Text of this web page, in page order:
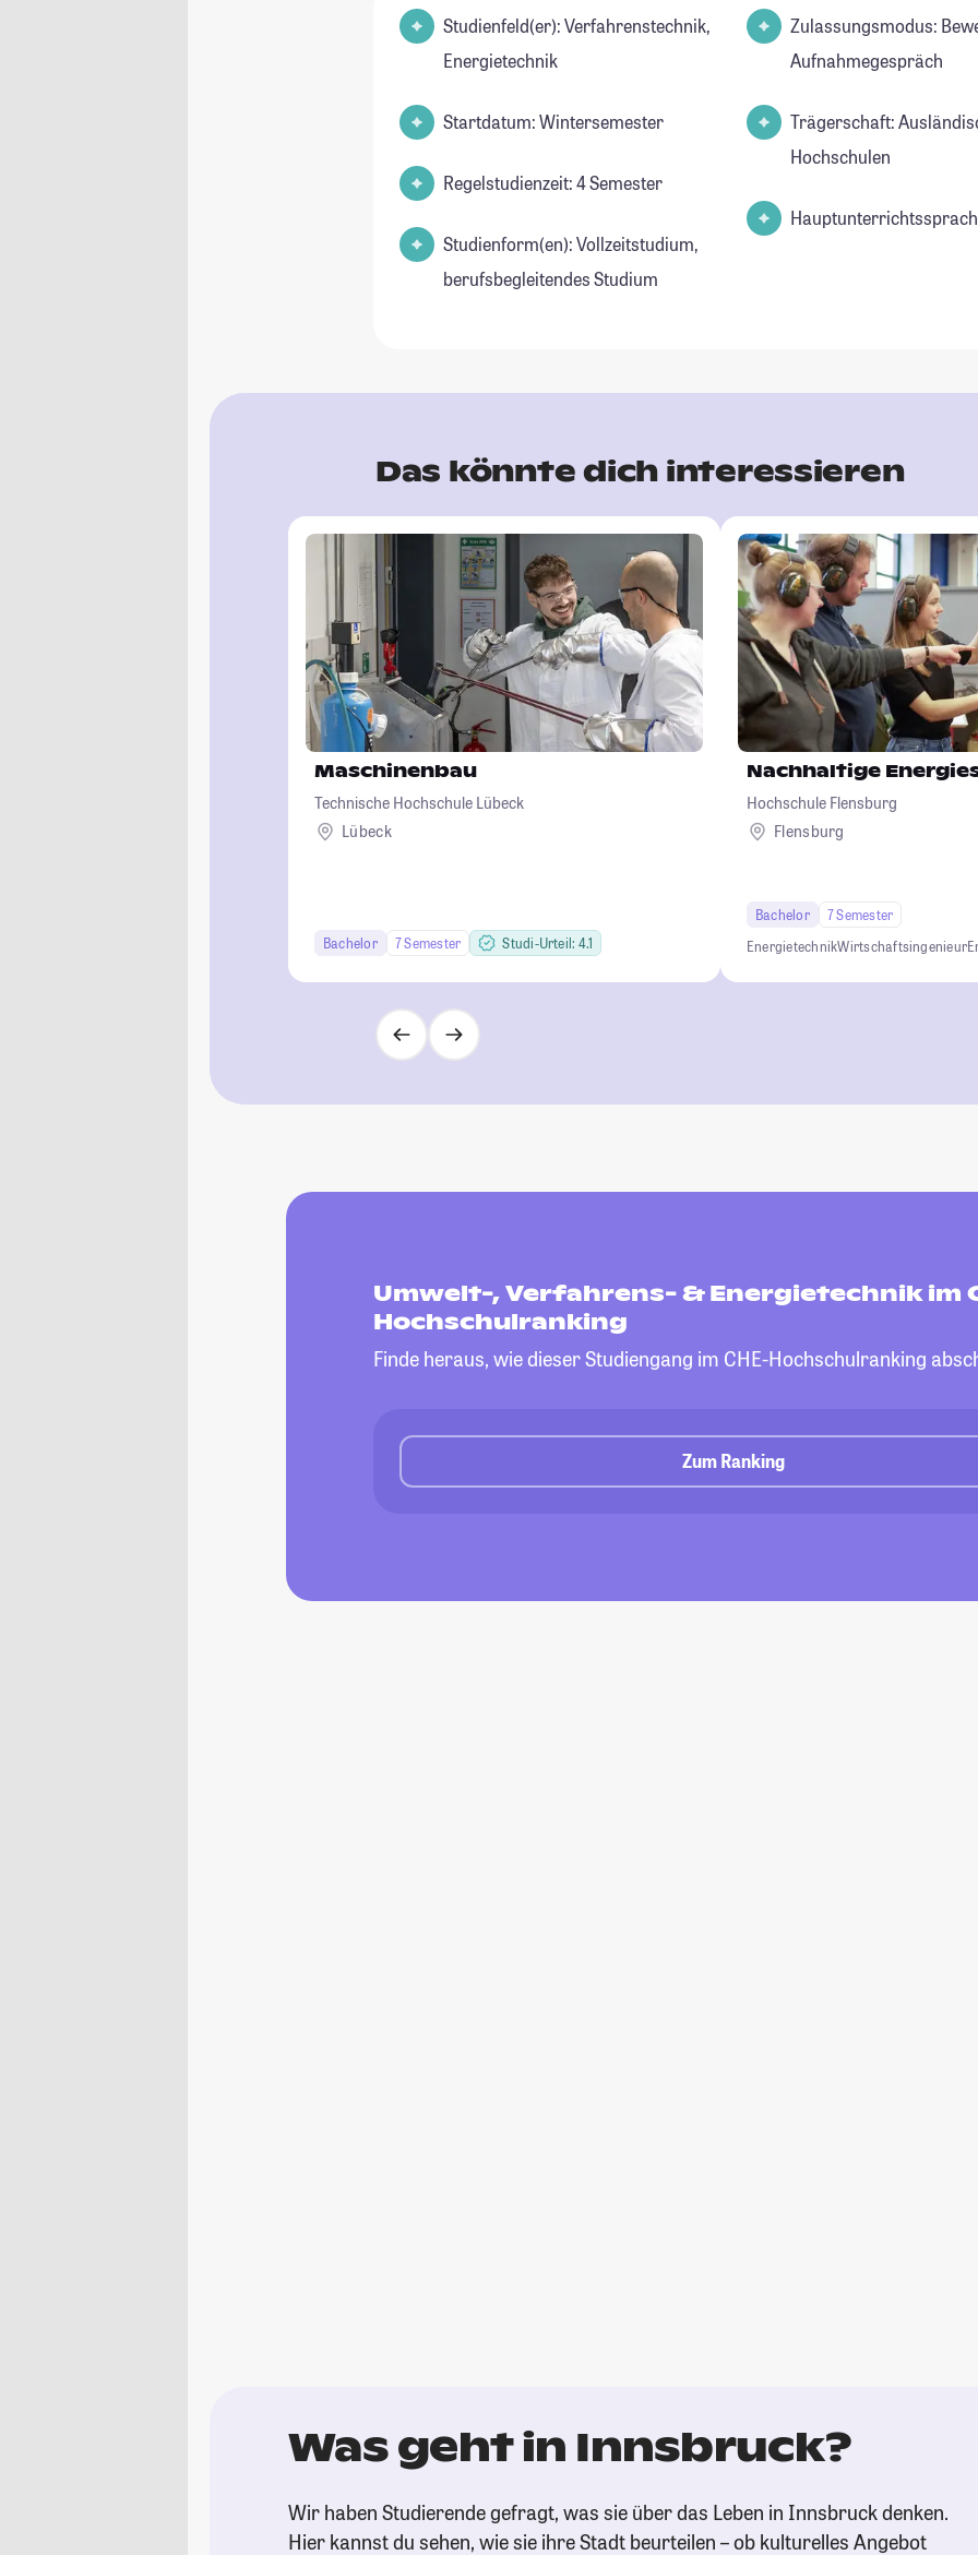
Studienfeld(er): Verfahrenstechnik,
Energietechnik
Startdatum: Wintersemester
Regelstudienzeit: 4 Semester
Studienform(en): Vollzeitstudium,
berufsbegleitendes Studium
Zulassungsmodus:
Aufnahmegespräch
Trägerschaft:
Hochschulen
Das könnte dich interessieren
Maschinenbau
Technische Hochschule Lübeck
Lübeck
Bachelor 7 Semester Studi-Urteil: 4.1
Nachhaltige
Hochschule Flensburg
Flensburg
Bachelor
7 Semester
EnergietechnikWirtschaftsingenieur
Umwelt-, Verfahrens- & Energietechnik im
Hochschulranking
Finde heraus, wie dieser Studiengang im CHE-Hochschulranking
Zum Ranking
Was geht in Innsbruck?
Wir haben Studierende gefragt, was sie über das Leben in Innsbruck denken.
Hier kannst du sehen, wie sie ihre Stadt beurteilen – ob kulturelles Angebot